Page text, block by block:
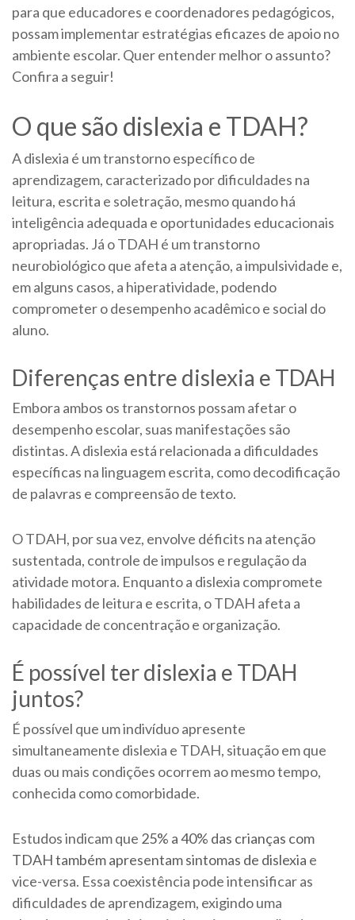
para que educadores e coordenadores pedagógicos,
possam implementar estratégias eficazes de apoio no
ambiente escolar. Quer entender melhor o assunto?
Confira a seguir!
O que são dislexia e TDAH?
A dislexia é um transtorno específico de
aprendizagem, caracterizado por dificuldades na
leitura, escrita e soletração, mesmo quando há
inteligência adequada e oportunidades educacionais
apropriadas. Já o TDAH é um transtorno
neurobiológico que afeta a atenção, a impulsividade e,
em alguns casos, a hiperatividade, podendo
comprometer o desempenho acadêmico e social do
aluno.
Diferenças entre dislexia e TDAH
Embora ambos os transtornos possam afetar o
desempenho escolar, suas manifestações são
distintas. A dislexia está relacionada a dificuldades
específicas na linguagem escrita, como decodificação
de palavras e compreensão de texto.
O TDAH, por sua vez, envolve déficits na atenção
sustentada, controle de impulsos e regulação da
atividade motora. Enquanto a dislexia compromete
habilidades de leitura e escrita, o TDAH afeta a
capacidade de concentração e organização.
É possível ter dislexia e TDAH
juntos?
É possível que um indivíduo apresente
simultaneamente dislexia e TDAH, situação em que
duas ou mais condições ocorrem ao mesmo tempo,
conhecida como comorbidade.
Estudos indicam que 25% a 40% das crianças com
TDAH também apresentam sintomas de dislexia e
vice-versa. Essa coexistência pode intensificar as
dificuldades de aprendizagem, exigindo uma